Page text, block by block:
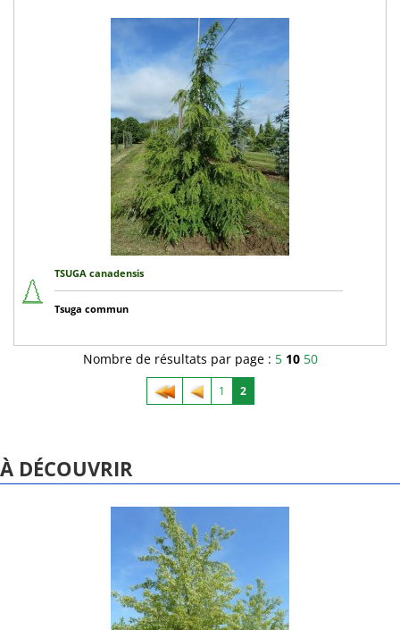
TSUGA canadensis
Tsuga commun
Nombre de résultats par page : 5 10 50
1 2
À DÉCOUVRIR